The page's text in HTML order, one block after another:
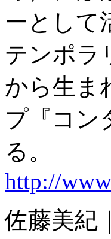
ーとして
テンポラ
から生ま
プ『コン
る。
http://
佐藤美紀